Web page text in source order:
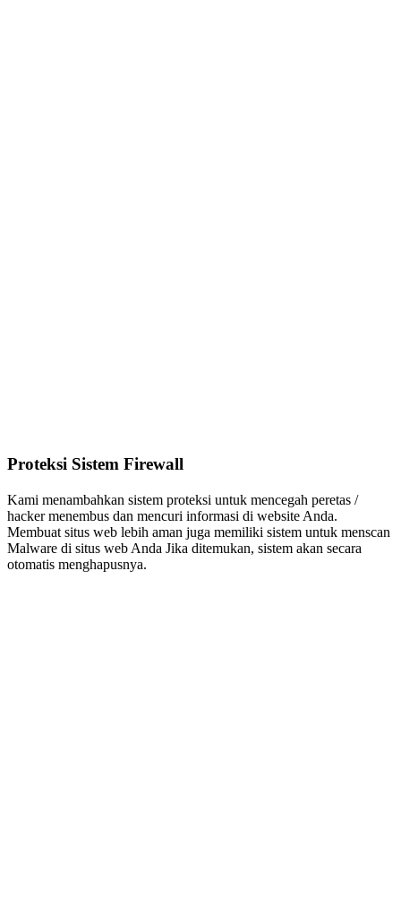
Proteksi Sistem Firewall
Kami menambahkan sistem proteksi untuk mencegah peretas /
hacker menembus dan mencuri informasi di website Anda.
Membuat situs web lebih aman juga memiliki sistem untuk menscan
Malware di situs web Anda Jika ditemukan, sistem akan secara
otomatis menghapusnya.